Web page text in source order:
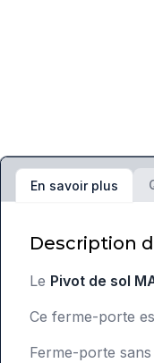
En savoir plus
Description
Le Pivot de sol
Ce ferme-porte
Ferme-porte